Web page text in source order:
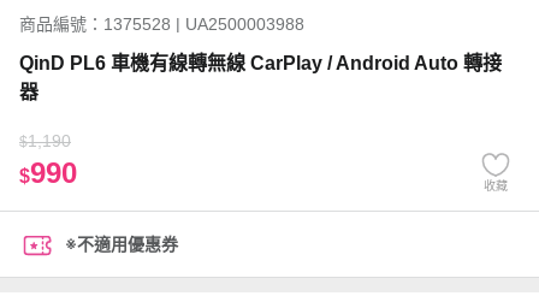
商品編號：1375528 | UA2500003988
QinD PL6 車機有線轉無線 CarPlay / Android Auto 轉接
器
$1,190
$990 收藏
※不適用優惠券